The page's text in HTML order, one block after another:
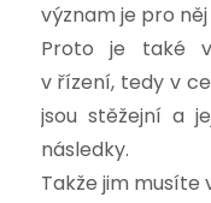
význam je pro
Proto je také
v řízení, tedy v
jsou stěžejní a
následky.
Takže jim